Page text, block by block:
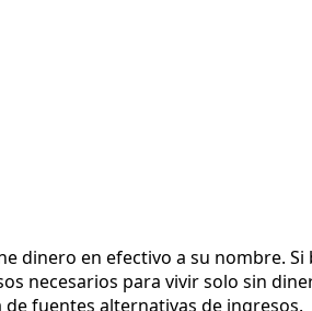
dinero en efectivo a su nombre.
necesarios para vivir solo sin
fuentes alternativas de ingresos.